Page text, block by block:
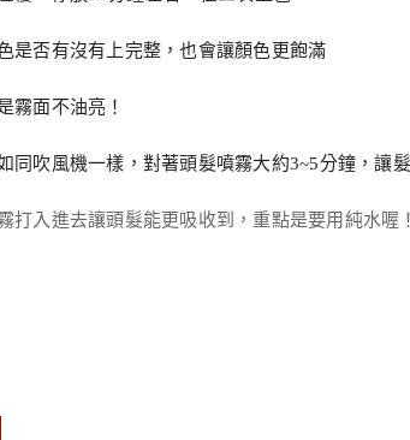
是否有沒有上完整，也會讓顏色更飽滿
霧面不油亮！
如同吹風機一樣，對著頭髮噴霧大約3~5分鐘，讓
打入進去讓頭髮能更吸收到，重點是要用純水喔